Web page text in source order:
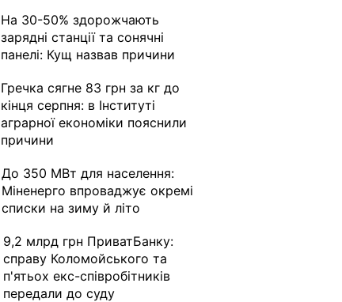
На 30-50% здорожчають
зарядні станції та сонячні
панелі: Кущ назвав причини
Гречка сягне 83 грн за кг до
кінця серпня: в Інституті
аграрної економіки пояснили
причини
До 350 МВт для населення:
Міненерго впроваджує окремі
списки на зиму й літо
9,2 млрд грн ПриватБанку:
справу Коломойського та
п'ятьох екс-співробітників
передали до суду